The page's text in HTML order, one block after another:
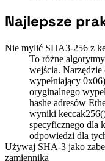
Najlepsze
Nie mylić SHA3-256 z
To różne
wejścia.
wypełniający
oryginalnego
hashe adresów
wyniki
specyficznego dla
odpowiedzi dla
Używaj SHA-3 jako
zamiennika